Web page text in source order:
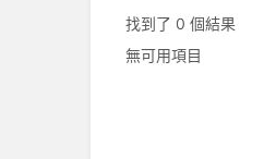
找到了 0 個結果
無可用項目